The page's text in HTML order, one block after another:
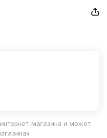
магазина и может